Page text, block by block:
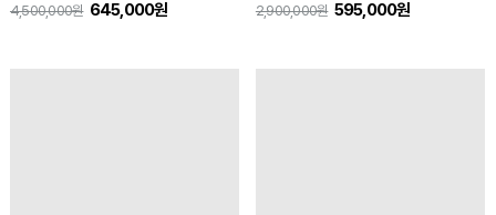
4,500,000원 645,000원 2,900,000원 595,000원